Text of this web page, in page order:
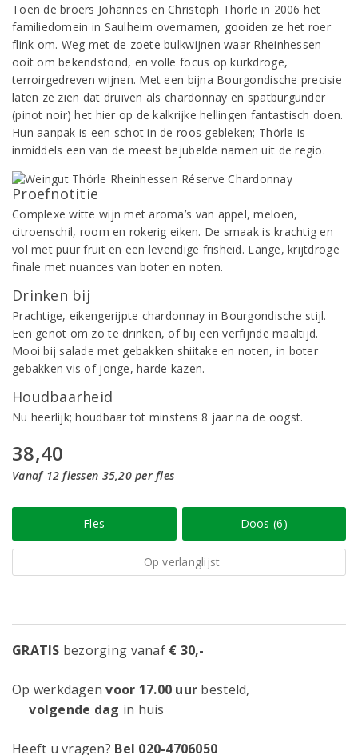
Toen de broers Johannes en Christoph Thörle in 2006 het
familiedomein in Saulheim overnamen, gooiden ze het roer
flink om. Weg met de zoete bulkwijnen waar Rheinhessen
ooit om bekendstond, en volle focus op kurkdroge,
terroirgedreven wijnen. Met een bijna Bourgondische precisie
laten ze zien dat druiven als chardonnay en spätburgunder
(pinot noir) het hier op de kalkrijke hellingen fantastisch doen.
Hun aanpak is een schot in de roos gebleken; Thörle is
inmiddels een van de meest bejubelde namen uit de regio.
Proefnotitie
Complexe witte wijn met aroma’s van appel, meloen,
citroenschil, room en rokerig eiken. De smaak is krachtig en
vol met puur fruit en een levendige frisheid. Lange, krijtdroge
finale met nuances van boter en noten.
Drinken bij
Prachtige, eikengerijpte chardonnay in Bourgondische stijl.
Een genot om zo te drinken, of bij een verfijnde maaltijd.
Mooi bij salade met gebakken shiitake en noten, in boter
gebakken vis of jonge, harde kazen.
Houdbaarheid
Nu heerlijk; houdbaar tot minstens 8 jaar na de oogst.
38,40
Vanaf 12 flessen 35,20 per fles
Fles Doos (6)
Op verlanglijst
GRATIS bezorging vanaf € 30,-
Op werkdagenvoor 17.00 uur besteld,
volgende dag in huis
Heeft u vragen? Bel 020-4706050